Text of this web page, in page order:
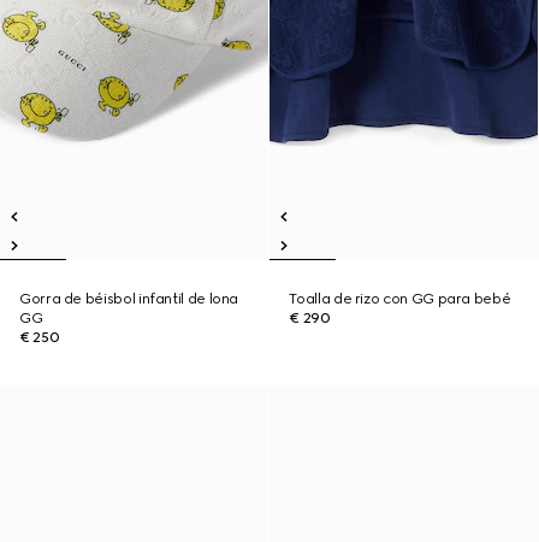
Gorra de béisbol infantil de lona
GG
€ 250
Toalla de rizo con GG para bebé
€ 290